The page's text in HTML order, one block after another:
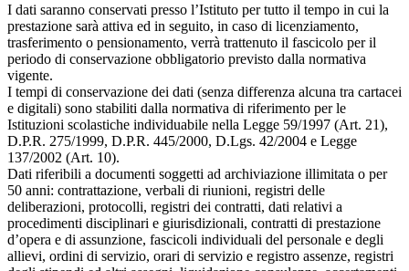
I dati saranno conservati presso l’Istituto per tutto il tempo in cui la
prestazione sarà attiva ed in seguito, in caso di licenziamento,
trasferimento o pensionamento, verrà trattenuto il fascicolo per il
periodo di conservazione obbligatorio previsto dalla normativa
vigente.
I tempi di conservazione dei dati (senza differenza alcuna tra cartacei
e digitali) sono stabiliti dalla normativa di riferimento per le
Istituzioni scolastiche individuabile nella Legge 59/1997 (Art. 21),
D.P.R. 275/1999, D.P.R. 445/2000, D.Lgs. 42/2004 e Legge
137/2002 (Art. 10).
Dati riferibili a documenti soggetti ad archiviazione illimitata o per
50 anni: contrattazione, verbali di riunioni, registri delle
deliberazioni, protocolli, registri dei contratti, dati relativi a
procedimenti disciplinari e giurisdizionali, contratti di prestazione
d’opera e di assunzione, fascicoli individuali del personale e degli
allievi, ordini di servizio, orari di servizio e registro assenze, registri